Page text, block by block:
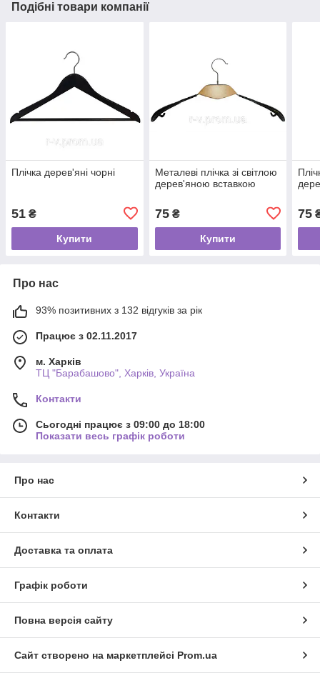
Подібні товари компанії
Плічка дерев'яні чорні
51 ₴
Купити
Металеві плічка зі світлою
дерев'яною вставкою
75₴
Купити
75
Про нас
93% позитивних з 132 відгуків за рік
Працює з 02.11.2017
м. Харків
ТЦ "Барабашово", Харків, Україна
Контакти
Сьогодні працює з 09:00 до 18:00
Показати весь графік роботи
Про нас
Контакти
Доставка та оплата
Графік роботи
Повна версія сайту
Сайт створено на маркетплейсі Prom.ua